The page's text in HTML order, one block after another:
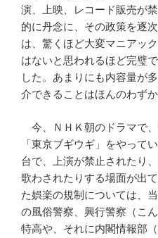
演、上映、レコード販売が
的に丹念に、その政策を逐
は、驚くほど大変マニアッ
はないと思われるほど完璧
した。あまりにも内容量が
介できることはほんのわずか
今、ＮＨＫ朝のドラマで
「東京ブギウギ」をやって
台で、上演が禁止されたり
歌わされたりする場面が出
た娯楽の規制については、
の風俗警察、興行警察（こ
特高や、それに内閣情報部